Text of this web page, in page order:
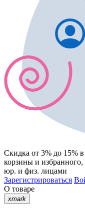
Скидка от 3% до 15%
корзины и избранного,
юр. и физ. лицами
Зарегистрироваться
О товаре
xmark